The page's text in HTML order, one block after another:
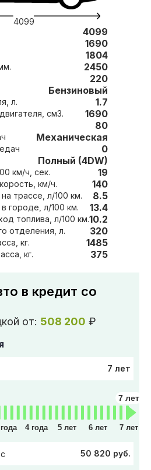
4099
4099
1690
1804
база, мм. 2450
220
Бензиновый
Объем двигателя, л. 1.7
Рабочий объем двигателя, см3. 1690
80
Механическая
передач 0
Полный (4DW)
км/ч, сек. 19
Максимальная скорость, км/ч. 140
трассе, л/100 км. 8.5
городе, л/100 км. 13.4
топлива, л/100 км.10.2
Объем багажного отделения, л. 320
Снаряженная масса, кг. 1485
Максимальная масса, кг. 375
в кредит со
от: 508 200 ₽
7 лет
7 лет
4 года 5 лет 6 лет 7 лет
50 820 руб.